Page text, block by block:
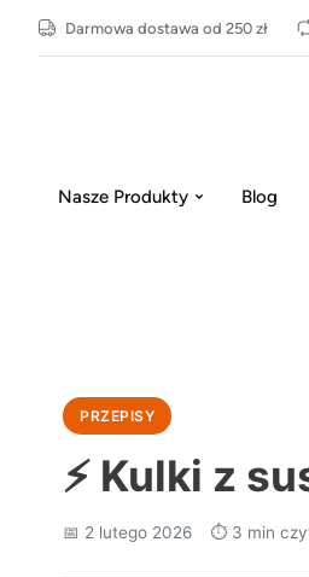
Darmowa dostawa od 250 zł
Nasze Produkty Blog
PRZEPISY
⚡ Kulki z
📅 2 lutego 2026 ⏱️ 3 min